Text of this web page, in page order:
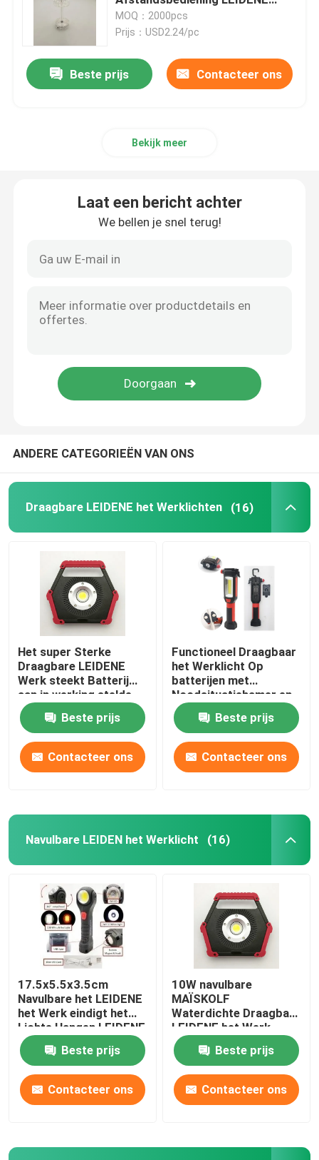
Navulbare LEIDEN het Werklicht
Handbediende LEIDEN het Werklicht
2 in 1 LEIDENE het Kamperen Lantaarn
Het Licht van de kabinetssensor
geleid flitslicht
Batterij In werking gestelde Schemerlamp
LEIDENE MAÏSKOLFlantaarn
Waterdichte LEIDEN Poollicht
Het LEIDENE Slimme Licht van Wifi
Vakantie LEIDENE Lichten
LEIDEN Giftlicht
geleid muurlicht
Navulbare Lichte 16 RGB
30Lumen
MOQ：2000pcs
Prijs：USD2.24/pc
Beste prijs Contacteer ons
Bekijk meer
Laat een bericht achter
We bellen je snel terug!
ANDERE CATEGORIEËN VAN ONS
Draagbare LEIDENE het Werklichten (16)
Het super Sterke
Draagbare LEIDENE
Werk steekt Batterij
aan in werking stelde
17.3x3.5x15.6cm ABS
Silicone10w MAÏSKOLF
Beste prijs
Contacteer ons
Functioneel Draagbaar
het Werklicht Op
batterijen met
Noodsituatiehamer en
ABS van de Riemsnijder
Plastiek 8x3.5x22cm
Beste prijs
Contacteer ons
Navulbare LEIDEN het Werklicht (16)
17.5x5.5x3.5cm
Navulbare het LEIDENE
het Werk eindigt het
Lichte Hangen LEIDENE
het Werklicht met 360
Gr.-Wartel Hoofdabs
Plastic Rubber
Beste prijs
Contacteer ons
10W navulbare
MAÏSKOLF
Waterdichte Draagbare
LEIDENE het Werk
Licht 17.3x3.5x15.6cm
ABS SiliconeBeste prijs
Contacteer ons